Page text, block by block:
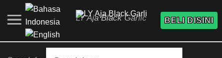
LY Aja Black Garlic BELI DISINI